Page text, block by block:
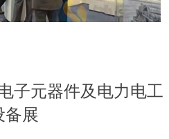
子元器件及电力电工
备展